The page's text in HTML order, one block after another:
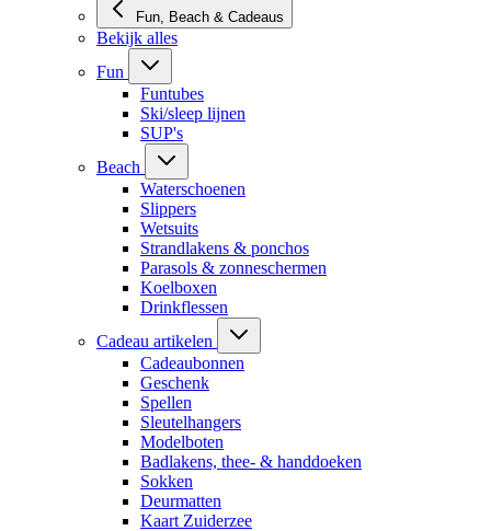
Fun, Beach & Cadeaus
Bekijk alles
Fun
Funtubes
Ski/sleep lijnen
SUP's
Beach
Waterschoenen
Slippers
Wetsuits
Strandlakens & ponchos
Parasols & zonneschermen
Koelboxen
Drinkflessen
Cadeau artikelen
Cadeaubonnen
Geschenk
Spellen
Sleutelhangers
Modelboten
Badlakens, thee- & handdoeken
Sokken
Deurmatten
Kaart Zuiderzee